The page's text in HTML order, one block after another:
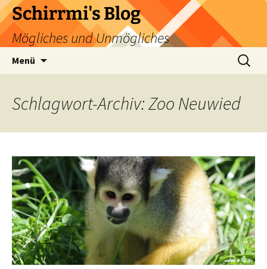
Zum
Inhalt
springen
Schirrmi's Blog
Mögliches und Unmögliches
Menü
Suchen
nach:
Schlagwort-Archiv: Zoo Neuwied